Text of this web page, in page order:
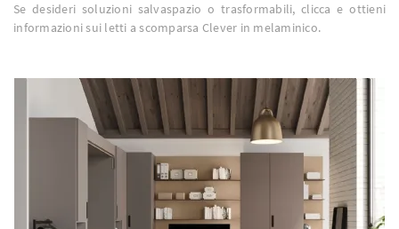
Se desideri soluzioni salvaspazio o trasformabili, clicca e ottieni
informazioni sui letti a scomparsa Clever in melaminico.